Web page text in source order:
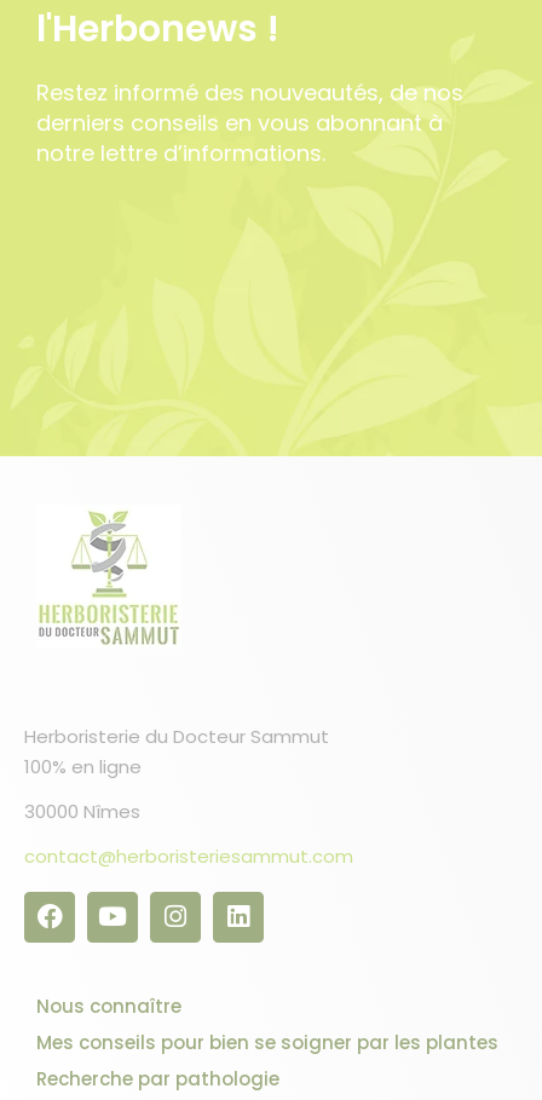
l'Herbonews !
Restez informé des nouveautés, de nos
derniers conseils en vous abonnant à
notre lettre d’informations.
Herboristerie du Docteur Sammut
100% en ligne
30000 Nîmes
contact@herboristeriesammut.com
Nous connaître
Mes conseils pour bien se soigner par les plantes
Recherche par pathologie